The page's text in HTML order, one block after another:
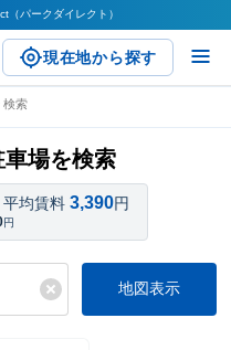
（パークダイレクト）
現在地から探す
検索
車場を検索
平均賃料 3,390円
円
地図表示